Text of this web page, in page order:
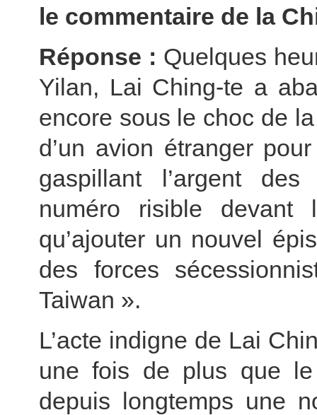
le commentaire de la
Réponse : Quelques
Yilan, Lai Ching-te a
encore sous le choc de
d’un avion étranger
gaspillant l’argent
numéro risible devant
qu’ajouter un nouvel
des forces
Taiwan ».
L’acte indigne de Lai
une fois de plus que le
depuis longtemps une